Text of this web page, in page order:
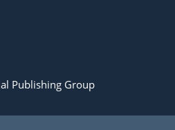
Publishing Group